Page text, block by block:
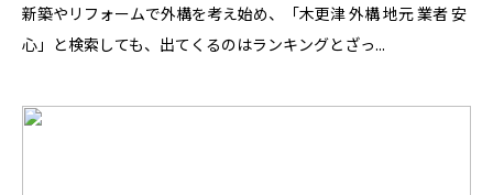
新築やリフォームで外構を考え始め、「木更津 外構 地元 業者 安
心」と検索しても、出てくるのはランキングとざっ...